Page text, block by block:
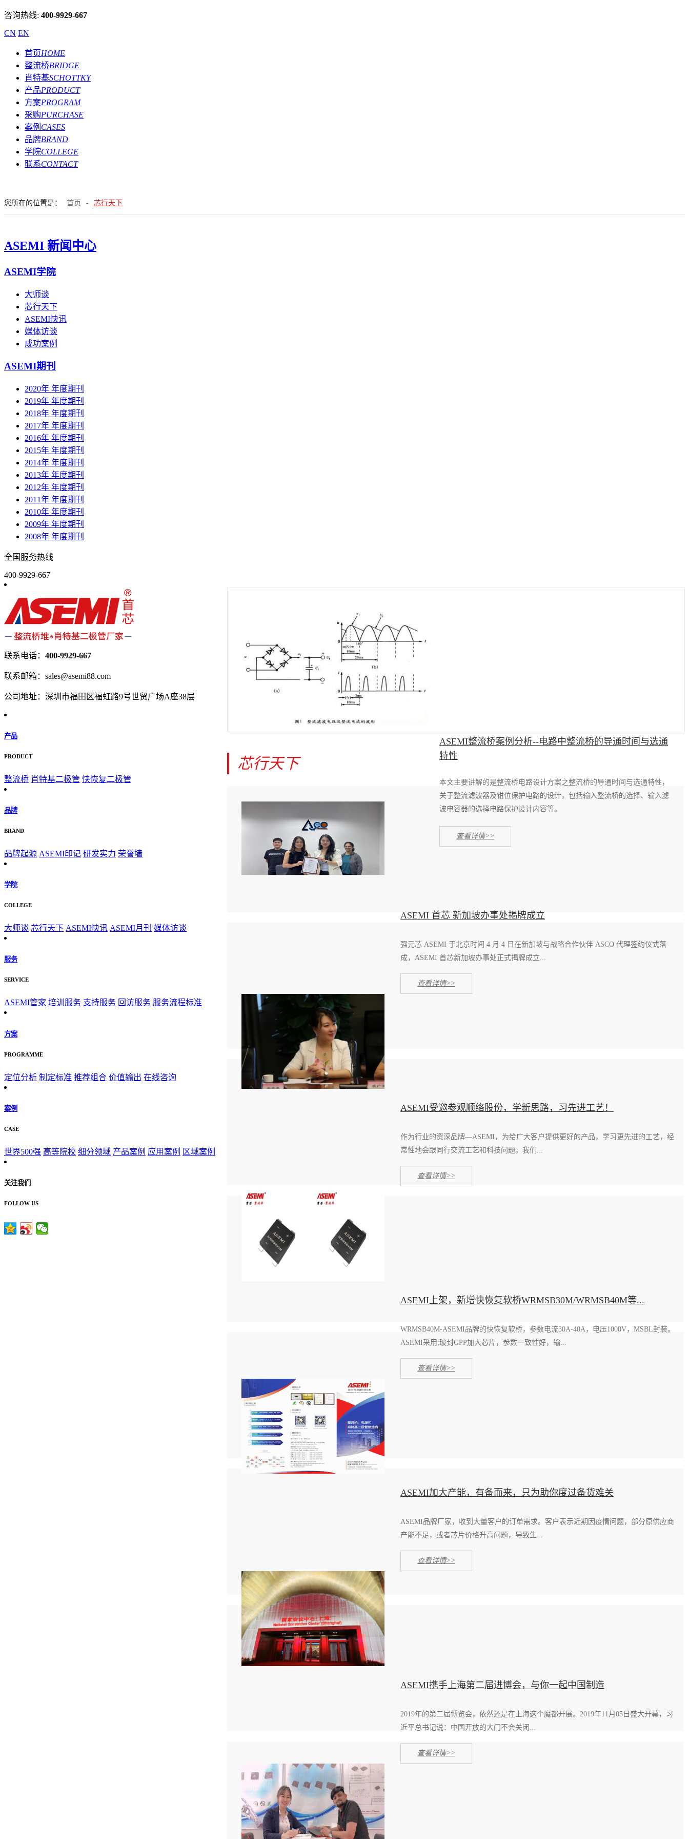
咨询热线: 400-9929-667
CN EN
首页HOME
整流桥BRIDGE
肖特基SCHOTTKY
产品PRODUCT
方案PROGRAM
采购PURCHASE
案例 CASES
品牌BRAND
学院COLLEGE
联系CONTACT
您所在的位置是： 首页 - 芯行天下
ASEMI 新闻中心
ASEMI学院
大师谈
芯行天下
ASEMI快讯
媒体访谈
成功案例
ASEMI期刊
2020年 年度期刊
2019年 年度期刊
2018年 年度期刊
2017年 年度期刊
2016年 年度期刊
2015年 年度期刊
2014年 年度期刊
2013年 年度期刊
2012年 年度期刊
2011年 年度期刊
2010年 年度期刊
2009年 年度期刊
2008年 年度期刊
全国服务热线
400-9929-667
ASEMI整流桥案例分析--电路中整流桥的导通时间与选通
特性
本文主要讲解的是整流桥电路设计方案之整流桥的导通时间与选通特性，
关于整流滤波器及钳位保护电路的设计，包括输入整流桥的选择、输入滤
波电容器的选择电路保护设计内容等。
查看详情>>
芯行天下
ASEMI 首芯 新加坡办事处揭牌成立
强元芯 ASEMI 于北京时间 4 月 4 日在新加坡与战略合作伙伴 ASCO 代理签约仪式落
成，ASEMI 首芯新加坡办事处正式揭牌成立...
查看详情>>
ASEMI受邀参观顺络股份，学新思路，习先进工艺！
作为行业的资深品牌—ASEMI，为给广大客户提供更好的产品，学习更先进的工艺，经
常性地会跟同行交流工艺和科技问题。我们...
查看详情>>
ASEMI上架，新增快恢复软桥WRMSB30M/WRMSB40M等...
WRMSB40M-ASEMI品牌的快恢复软桥，参数电流30A-40A，电压1000V，MSBL封装。
ASEMI采用;玻封GPP加大芯片，参数一致性好，输...
查看详情>>
ASEMI加大产能，有备而来，只为助你度过备货难关
ASEMI品牌厂家，收到大量客户的订单需求。客户表示近期因疫情问题，部分原供应商
产能不足，或者芯片价格升高问题，导致生...
查看详情>>
ASEMI携手上海第二届进博会，与你一起中国制造
2019年的第二届博览会，依然还是在上海这个魔都开展。2019年11月05日盛大开幕，习
近平总书记说：中国开放的大门不会关闭...
查看详情>>
联系电话： 400-9929-667
联系邮箱：sales@asemi88.com
公司地址：深圳市福田区福虹路9号世贸广场A座38层
产品
PRODUCT
整流桥 肖特基二极管 快恢复二极管
品牌
BRAND
品牌起源 ASEMI印记 研发实力 荣誉墙
学院
COLLEGE
大师谈 芯行天下 ASEMI快讯 ASEMI月刊 媒体访谈
服务
SERVICE
ASEMI管家 培训服务 支持服务 回访服务 服务流程标准
方案
PROGRAMME
定位分析 制定标准 推荐组合 价值输出 在线咨询
案例
CASE
世界500强 高等院校 细分领域 产品案例 应用案例 区域案例
关注我们
FOLLOW US